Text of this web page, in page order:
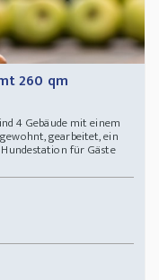
260 qm
4 Gebäude mit einem
gearbeitet, ein
für Gäste